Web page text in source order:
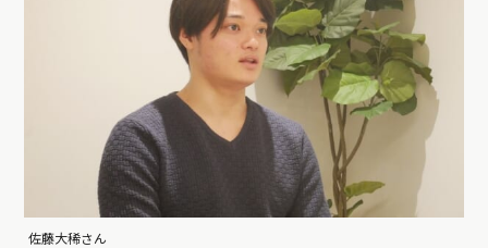
佐藤大稀さん